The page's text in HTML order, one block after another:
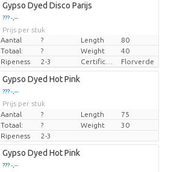
Gypso Dyed Disco Parijs
??? -,--
Prijs per stuk
Aantal
? Length
80
Totaal:
? Weight
40
Ripeness
2-3 Florverde
Gypso Dyed Hot Pink
??? -,--
Prijs per stuk
Aantal
? Length
75
Totaal:
? Weight
30
Ripeness
2-3
Gypso Dyed Hot Pink
??? -,--